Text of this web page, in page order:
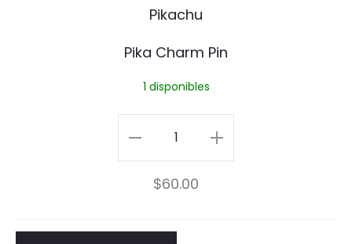
C
r
P
i
n
Pika Charm Pin
1 disponibles
Pika
Charm
cantidad
$60.00